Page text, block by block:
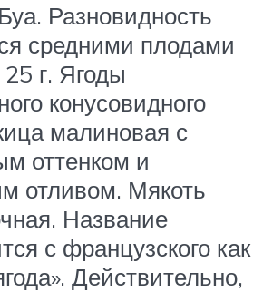
Разновидность
средними плодами
г. Ягоды
конусовидного
малиновая с
оттенком и
отливом. Мякоть
Название
с французского как
Действительно,